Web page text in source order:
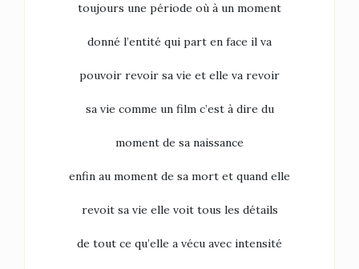
toujours une période où à un moment
donné l’entité qui part en face il va
pouvoir revoir sa vie et elle va revoir
sa vie comme un film c’est à dire du
moment de sa naissance
enfin au moment de sa mort et quand elle
revoit sa vie elle voit tous les détails
de tout ce qu’elle a vécu avec intensité